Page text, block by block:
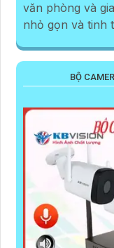
văn phòng và
nhỏ gọn và tinh
BỘ